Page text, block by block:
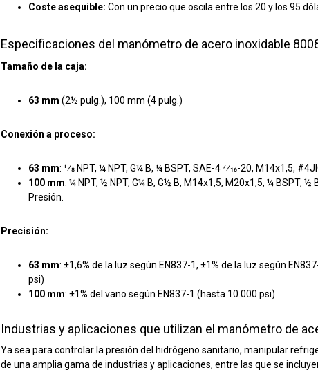
Coste asequible: Con un precio que oscila entre los 20 y los 95
Especificaciones del manómetro de acero inoxidable
Tamaño de la caja:
63 mm (2½ pulg.), 100 mm (4 pulg.)
Conexión a proceso:
63 mm: 1⁄8 NPT, ¼ NPT, G¼ B, ¼ BSPT, SAE-4 7⁄16-20, M14x1,5,
100 mm: ¼ NPT, ½ NPT, G¼ B, G½ B, M14x1,5, M20x1,5, ¼ BSPT,
Presión.
Precisión:
63 mm: ±1,6% de la luz según EN837-1, ±1% de la luz según
psi)
100 mm: ±1% del vano según EN837-1 (hasta 10.000 psi)
Industrias y aplicaciones que utilizan el manómetro de
Ya sea para controlar la presión del hidrógeno sanitario, manipular
de una amplia gama de industrias y aplicaciones, entre las que se